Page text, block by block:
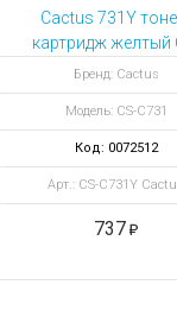
Запасные
Терминалы
оплаты
Зарядные устройства
Архивные товары
Cactus 731Y
картридж желтый
C731Y
Бренд: Cactus
Модель: CS-C731
Код: 0072512
Арт.: CS-C731Y
737